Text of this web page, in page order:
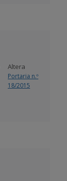
Altera
Portaria n.º
18/2015